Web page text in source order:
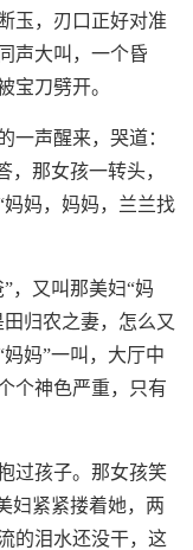
玉，刃口正好对准
声大叫，一个昏
宝刀劈开。
一声醒来，哭道：
，那女孩一转头，
妈，妈妈，兰兰找
，又叫那美妇“妈
归农之妻，怎么又
妈”一叫，大厅中
个神色严重，只有
过孩子。那女孩笑
妇紧紧搂着她，两
的泪水还没干，这